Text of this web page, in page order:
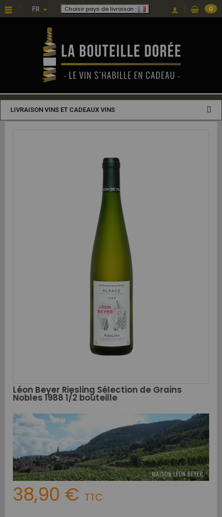
FR Choisir pays de livraison : 0
LIVRAISON VINS ET CADEAUX VINS
Léon Beyer Riesling Sélection de Grains
Nobles 1988 1/2 bouteille
38,90 € TTC